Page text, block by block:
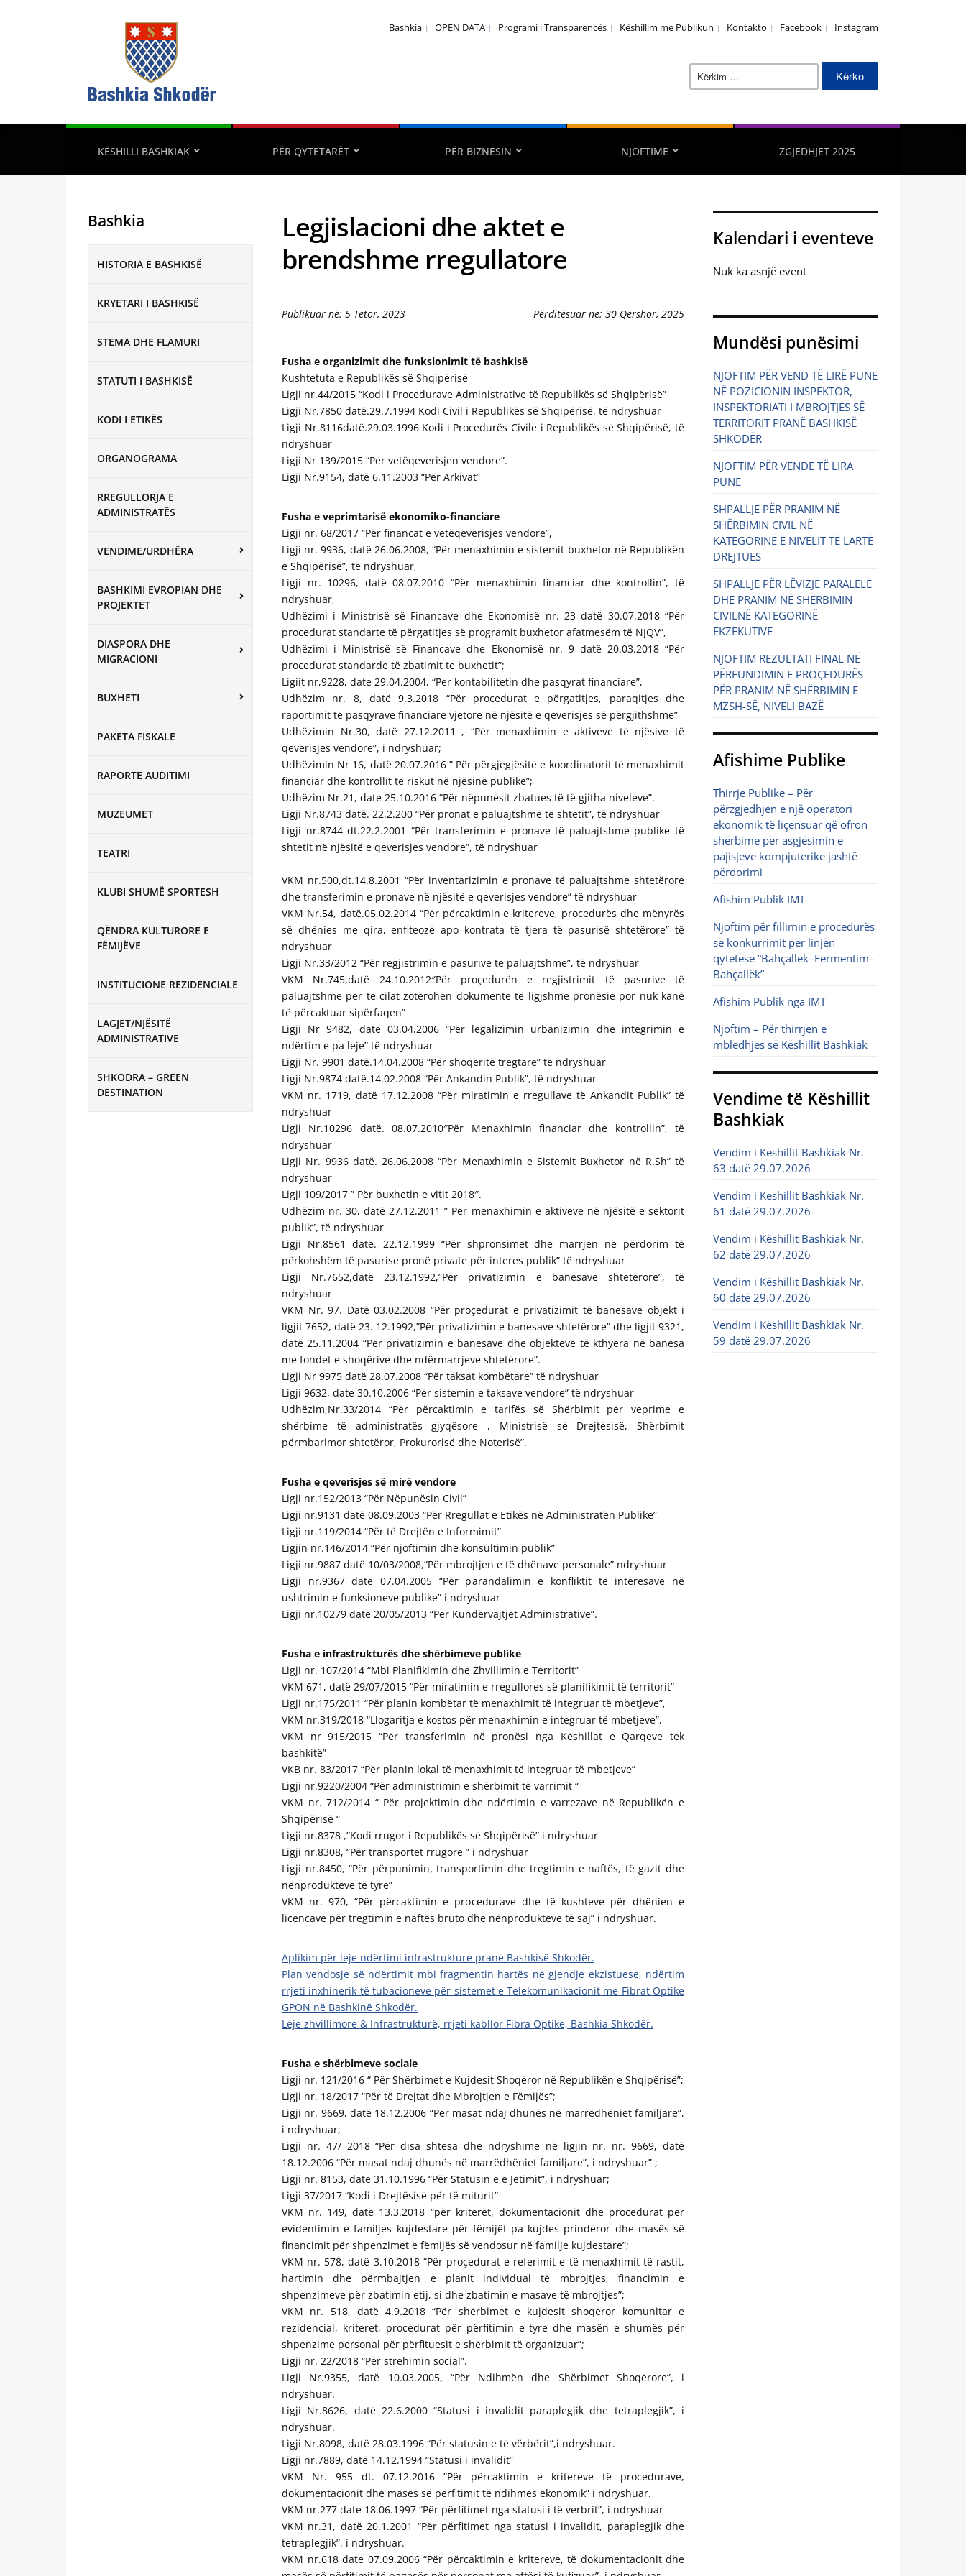
Bashkia OPEN DATA Programi i Transparencës Këshillim me Publikun Kontakto Facebook Instagram
Kërko
për:
KËSHILLI BASHKIAK PËR QYTETARËT PËR BIZNESIN NJOFTIME ZGJEDHJET 2025
Bashkia
HISTORIA E BASHKISË
KRYETARI I BASHKISË
STEMA DHE FLAMURI
STATUTI I BASHKISË
KODI I ETIKËS
ORGANOGRAMA
RREGULLORJA E
ADMINISTRATËS
VENDIME/URDHËRA
BASHKIMI EVROPIAN DHE
PROJEKTET
DIASPORA DHE
MIGRACIONI
BUXHETI
PAKETA FISKALE
RAPORTE AUDITIMI
MUZEUMET
TEATRI
KLUBI SHUMË SPORTESH
QËNDRA KULTURORE E
FËMIJËVE
INSTITUCIONE REZIDENCIALE
LAGJET/NJËSITË
ADMINISTRATIVE
SHKODRA – GREEN
DESTINATION
Legjislacioni dhe aktet e
brendshme rregullatore
Publikuar në: 5 Tetor, 2023 Përditësuar në: 30 Qershor, 2025
Fusha e organizimit dhe funksionimit të bashkisë
Kushtetuta e Republikës së Shqipërisë
Ligji nr.44/2015 “Kodi i Procedurave Administrative të Republikës së Shqipërisë”
Ligji Nr.7850 datë.29.7.1994 Kodi Civil i Republikës së Shqipërisë, të ndryshuar
Ligji Nr.8116datë.29.03.1996 Kodi i Procedurës Civile i Republikës së Shqipërisë, të
ndryshuar
Ligji Nr 139/2015 “Për vetëqeverisjen vendore”.
Ligji Nr.9154, datë 6.11.2003 “Për Arkivat”
Fusha e veprimtarisë ekonomiko-financiare
Ligji nr. 68/2017 “Për financat e vetëqeverisjes vendore”,
Ligji nr. 9936, datë 26.06.2008, “Për menaxhimin e sistemit buxhetor në Republikën
e Shqipërisë”, të ndryshuar,
Ligji nr. 10296, datë 08.07.2010 “Për menaxhimin financiar dhe kontrollin”, të
ndryshuar,
Udhëzimi i Ministrisë së Financave dhe Ekonomisë nr. 23 datë 30.07.2018 “Për
procedurat standarte të përgatitjes së programit buxhetor afatmesëm të NJQV”,
Udhëzimi i Ministrisë së Financave dhe Ekonomisë nr. 9 datë 20.03.2018 “Për
procedurat standarde të zbatimit te buxhetit”;
Ligiit nr,9228, date 29.04.2004, “Per kontabilitetin dhe pasqyrat financiare”,
Udhëzim nr. 8, datë 9.3.2018 “Për procedurat e përgatitjes, paraqitjes dhe
raportimit të pasqyrave financiare vjetore në njësitë e qeverisjes së përgjithshme”
Udhëzimin Nr.30, datë 27.12.2011 , “Për menaxhimin e aktiveve të njësive të
qeverisjes vendore”, i ndryshuar;
Udhëzimin Nr 16, datë 20.07.2016 ” Për përgjegjësitë e koordinatorit të menaxhimit
financiar dhe kontrollit të riskut në njësinë publike”;
Udhëzim Nr.21, date 25.10.2016 “Për nëpunësit zbatues të të gjitha niveleve”.
Ligji Nr.8743 datë. 22.2.200 “Për pronat e paluajtshme të shtetit”, të ndryshuar
Ligji nr.8744 dt.22.2.2001 “Për transferimin e pronave të paluajtshme publike të
shtetit në njësitë e qeverisjes vendore”, të ndryshuar
VKM nr.500,dt.14.8.2001 “Për inventarizimin e pronave të paluajtshme shtetërore
dhe transferimin e pronave në njësitë e qeverisjes vendore” të ndryshuar
VKM Nr.54, datë.05.02.2014 “Për përcaktimin e kritereve, procedurës dhe mënyrës
së dhënies me qira, enfiteozë apo kontrata të tjera të pasurisë shtetërore” të
ndryshuar
Ligji Nr.33/2012 “Për regjistrimin e pasurive të paluajtshme”, të ndryshuar
VKM Nr.745,datë 24.10.2012″Për proçedurën e regjistrimit të pasurive të
paluajtshme për të cilat zotërohen dokumente të ligjshme pronësie por nuk kanë
të përcaktuar sipërfaqen”
Ligji Nr 9482, datë 03.04.2006 “Për legalizimin urbanizimin dhe integrimin e
ndërtim e pa leje” të ndryshuar
Ligji Nr. 9901 datë.14.04.2008 “Për shoqëritë tregtare” të ndryshuar
Ligji Nr.9874 datë.14.02.2008 “Për Ankandin Publik”, të ndryshuar
VKM nr. 1719, datë 17.12.2008 “Për miratimin e rregullave të Ankandit Publik” të
ndryshuar
Ligji Nr.10296 datë. 08.07.2010″Për Menaxhimin financiar dhe kontrollin”, të
ndryshuar
Ligji Nr. 9936 datë. 26.06.2008 “Për Menaxhimin e Sistemit Buxhetor në R.Sh” të
ndryshuar
Ligji 109/2017 ” Për buxhetin e vitit 2018″.
Udhëzim nr. 30, datë 27.12.2011 ” Për menaxhimin e aktiveve në njësitë e sektorit
publik”, të ndryshuar
Ligji Nr.8561 datë. 22.12.1999 “Për shpronsimet dhe marrjen në përdorim të
përkohshëm të pasurise pronë private për interes publik” të ndryshuar
Ligji Nr.7652,datë 23.12.1992,”Për privatizimin e banesave shtetërore”, të
ndryshuar
VKM Nr. 97. Datë 03.02.2008 “Për proçedurat e privatizimit të banesave objekt i
ligjit 7652, datë 23. 12.1992,”Për privatizimin e banesave shtetërore” dhe ligjit 9321,
datë 25.11.2004 “Për privatizimin e banesave dhe objekteve të kthyera në banesa
me fondet e shoqërive dhe ndërmarrjeve shtetërore”.
Ligji Nr 9975 datë 28.07.2008 “Për taksat kombëtare” të ndryshuar
Ligji 9632, date 30.10.2006 “Për sistemin e taksave vendore” të ndryshuar
Udhëzim,Nr.33/2014 “Për përcaktimin e tarifës së Shërbimit për veprime e
shërbime të administratës gjyqësore , Ministrisë së Drejtësisë, Shërbimit
përmbarimor shtetëror, Prokurorisë dhe Noterisë”.
Fusha e qeverisjes së mirë vendore
Ligji nr.152/2013 “Për Nëpunësin Civil”
Ligji nr.9131 datë 08.09.2003 “Për Rregullat e Etikës në Administratën Publike”
Ligji nr.119/2014 “Për të Drejtën e Informimit”
Ligjin nr.146/2014 “Për njoftimin dhe konsultimin publik”
Ligji nr.9887 datë 10/03/2008,”Për mbrojtjen e të dhënave personale” ndryshuar
Ligji nr.9367 datë 07.04.2005 “Për parandalimin e konfliktit të interesave në
ushtrimin e funksioneve publike” i ndryshuar
Ligji nr.10279 datë 20/05/2013 “Për Kundërvajtjet Administrative”.
Fusha e infrastrukturës dhe shërbimeve publike
Ligji nr. 107/2014 “Mbi Planifikimin dhe Zhvillimin e Territorit”
VKM 671, datë 29/07/2015 “Për miratimin e rregullores së planifikimit të territorit”
Ligji nr.175/2011 “Për planin kombëtar të menaxhimit të integruar të mbetjeve”,
VKM nr.319/2018 “Llogaritja e kostos për menaxhimin e integruar të mbetjeve”,
VKM nr 915/2015 “Për transferimin në pronësi nga Këshillat e Qarqeve tek
bashkitë”
VKB nr. 83/2017 “Për planin lokal të menaxhimit të integruar të mbetjeve”
Ligji nr.9220/2004 “Për administrimin e shërbimit të varrimit “
VKM nr. 712/2014 “ Për projektimin dhe ndërtimin e varrezave në Republikën e
Shqipërisë “
Ligji nr.8378 ,”Kodi rrugor i Republikës së Shqipërisë” i ndryshuar
Ligji nr.8308, “Për transportet rrugore ” i ndryshuar
Ligji nr.8450, “Për përpunimin, transportimin dhe tregtimin e naftës, të gazit dhe
nënprodukteve të tyre”
VKM nr. 970, “Për përcaktimin e procedurave dhe të kushteve për dhënien e
licencave për tregtimin e naftës bruto dhe nënprodukteve të saj” i ndryshuar.
Aplikim për leje ndërtimi infrastrukture pranë Bashkisë Shkodër.
Plan vendosje së ndërtimit mbi fragmentin hartës në gjendje ekzistuese, ndërtim
rrjeti inxhinerik të tubacioneve për sistemet e Telekomunikacionit me Fibrat Optike
GPON në Bashkinë Shkodër.
Leje zhvillimore & Infrastrukturë, rrjeti kabllor Fibra Optike, Bashkia Shkodër.
Fusha e shërbimeve sociale
Ligji nr. 121/2016 “ Për Shërbimet e Kujdesit Shoqëror në Republikën e Shqipërisë”;
Ligji nr. 18/2017 “Për të Drejtat dhe Mbrojtjen e Fëmijës”;
Ligji nr. 9669, datë 18.12.2006 “Për masat ndaj dhunës në marrëdhëniet familjare”,
i ndryshuar;
Ligji nr. 47/ 2018 “Për disa shtesa dhe ndryshime në ligjin nr. nr. 9669, datë
18.12.2006 “Për masat ndaj dhunës në marrëdhëniet familjare”, i ndryshuar” ;
Ligji nr. 8153, datë 31.10.1996 “Për Statusin e e Jetimit”, i ndryshuar;
Ligji 37/2017 “Kodi i Drejtësisë për të miturit”
VKM nr. 149, datë 13.3.2018 “për kriteret, dokumentacionit dhe procedurat per
evidentimin e familjes kujdestare për fëmijët pa kujdes prindëror dhe masës së
financimit për shpenzimet e fëmijës së vendosur në familje kujdestare”;
VKM nr. 578, datë 3.10.2018 “Për proçedurat e referimit e të menaxhimit të rastit,
hartimin dhe përmbajtjen e planit individual të mbrojtjes, financimin e
shpenzimeve për zbatimin etij, si dhe zbatimin e masave të mbrojtjes”;
VKM nr. 518, datë 4.9.2018 “Për shërbimet e kujdesit shoqëror komunitar e
rezidencial, kriteret, procedurat për përfitimin e tyre dhe masën e shumës për
shpenzime personal për përfituesit e shërbimit të organizuar”;
Ligji nr. 22/2018 “Për strehimin social”.
Ligji Nr.9355, datë 10.03.2005, “Për Ndihmën dhe Shërbimet Shoqërore”, i
ndryshuar.
Ligji Nr.8626, datë 22.6.2000 “Statusi i invalidit paraplegjik dhe tetraplegjik”, i
ndryshuar.
Ligji Nr.8098, datë 28.03.1996 “Për statusin e të vërbërit”,i ndryshuar.
Ligji nr.7889, datë 14.12.1994 “Statusi i invalidit”
VKM Nr. 955 dt. 07.12.2016 ”Për përcaktimin e kritereve të procedurave,
dokumentacionit dhe masës së përfitimit të ndihmës ekonomik” i ndryshuar.
VKM nr.277 date 18.06.1997 “Për përfitimet nga statusi i të verbrit”, i ndryshuar
VKM nr.31, datë 20.1.2001 “Për përfitimet nga statusi i invalidit, paraplegjik dhe
tetraplegjik”, i ndryshuar.
VKM nr.618 date 07.09.2006 “Për përcaktimin e kritereve, të dokumentacionit dhe
Kalendari i eventeve
Nuk ka asnjë event
Mundësi punësimi
NJOFTIM PËR VEND TË LIRË PUNE
NË POZICIONIN INSPEKTOR,
INSPEKTORIATI I MBROJTJES SË
TERRITORIT PRANË BASHKISË
SHKODËR
NJOFTIM PËR VENDE TË LIRA
PUNE
SHPALLJE PËR PRANIM NË
SHËRBIMIN CIVIL NË
KATEGORINË E NIVELIT TË LARTË
DREJTUES
SHPALLJE PËR LËVIZJE PARALELE
DHE PRANIM NË SHËRBIMIN
CIVILNË KATEGORINË
EKZEKUTIVE
NJOFTIM REZULTATI FINAL NË
PËRFUNDIMIN E PROÇEDURËS
PËR PRANIM NË SHËRBIMIN E
MZSH-SË, NIVELI BAZË
Afishime Publike
Thirrje Publike – Për
përzgjedhjen e një operatori
ekonomik të liçensuar që ofron
shërbime për asgjësimin e
pajisjeve kompjuterike jashtë
përdorimi
Afishim Publik IMT
Njoftim për fillimin e procedurës
së konkurrimit për linjën
qytetëse “Bahçallëk–Fermentim–
Bahçallëk”
Afishim Publik nga IMT
Njoftim – Për thirrjen e
mbledhjes së Këshillit Bashkiak
Vendime të Këshillit
Bashkiak
Vendim i Këshillit Bashkiak Nr.
63 datë 29.07.2026
Vendim i Këshillit Bashkiak Nr.
61 datë 29.07.2026
Vendim i Këshillit Bashkiak Nr.
62 datë 29.07.2026
Vendim i Këshillit Bashkiak Nr.
60 datë 29.07.2026
Vendim i Këshillit Bashkiak Nr.
59 datë 29.07.2026